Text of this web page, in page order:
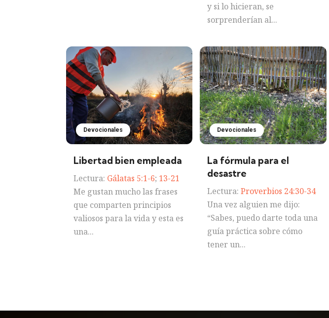
y si lo hicieran, se
sorprenderían al...
Devocionales
Libertad bien empleada
Lectura: Gálatas 5:1-6; 13-21
Me gustan mucho las frases
que comparten principios
valiosos para la vida y esta es
una...
Devocionales
La fórmula para el
desastre
Lectura:Proverbios 24:30-34
Una vez alguien me dijo:
“Sabes, puedo darte toda una
guía práctica sobre cómo
tener un...